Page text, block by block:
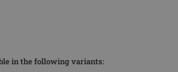
in the following variants: